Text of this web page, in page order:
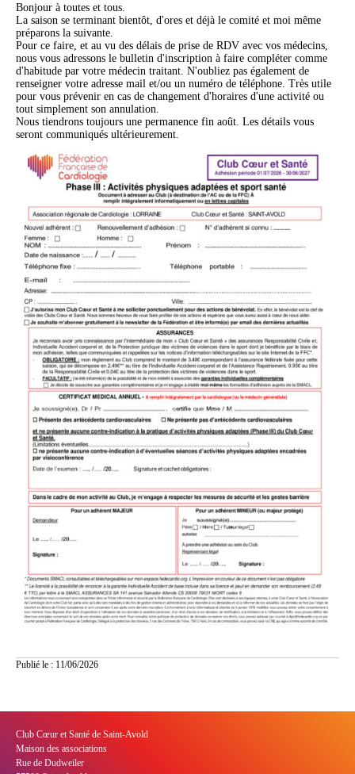
Bonjour à toutes et tous.
La saison se terminant bientôt, d'ores et déjà le comité et moi même
préparons la suivante.
Pour ce faire, et au vu des délais de prise de RDV avec vos médecins,
nous vous adressons le bulletin d'inscription à faire compléter comme
d'habitude par votre médecin traitant. N'oubliez pas également de
renseigner votre adresse mail et/ou un numéro de téléphone. Très utile
pour vous prévenir en cas de changement d'horaires d'une activité ou
tout simplement son annulation.
Nous tiendrons toujours une permanence fin août. Les détails vous
seront communiqués ultérieurement.
Publié le : 11/06/2026
Club Cœur et Santé de Saint-Avold
Maison des associations
Rue de Dudweiler